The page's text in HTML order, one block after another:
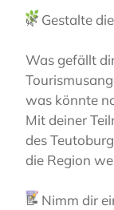
🌿 Gestalte
Was gefällt
was könnte
Mit deiner
des
die Region
📝 Nimm dir